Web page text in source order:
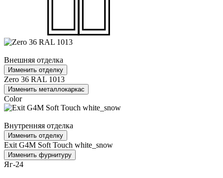
Внешняя отделка
Изменить отделку
Zero 36 RAL 1013
Изменить металлокаркас
Color
Внутренняя отделка
Изменить отделку
Exit G4M Soft Touch white_snow
Изменить фурнитуру
Яг-24